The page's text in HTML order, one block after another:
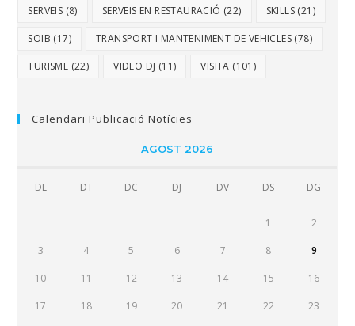
SERVEIS (8) SERVEIS EN RESTAURACIÓ (22) SKILLS (21)
SOIB (17) TRANSPORT I MANTENIMENT DE VEHICLES (78)
TURISME (22) VIDEO DJ (11) VISITA (101)
Calendari Publicació Notícies
AGOST 2026
DL DT DC DJ DV DS DG
1 2
3 4 5 6 7 8 9
10 11 12 13 14 15 16
17 18 19 20 21 22 23